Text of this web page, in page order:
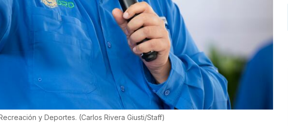
y Deportes. (Carlos Rivera Giusti/Staff)